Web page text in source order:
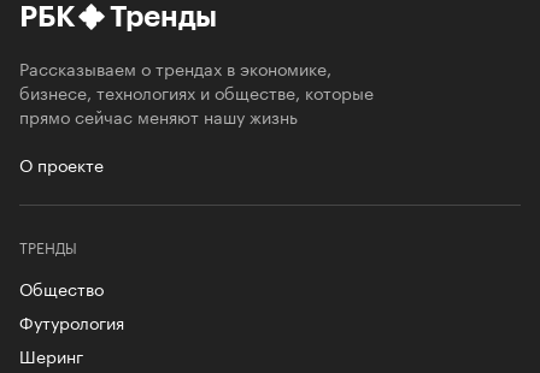
РБК Тренды
Рассказываем о трендах в экономике,
бизнесе, технологиях и обществе, которые
прямо сейчас меняют нашу жизнь
О проекте
ТРЕНДЫ
Общество
Футурология
Шеринг